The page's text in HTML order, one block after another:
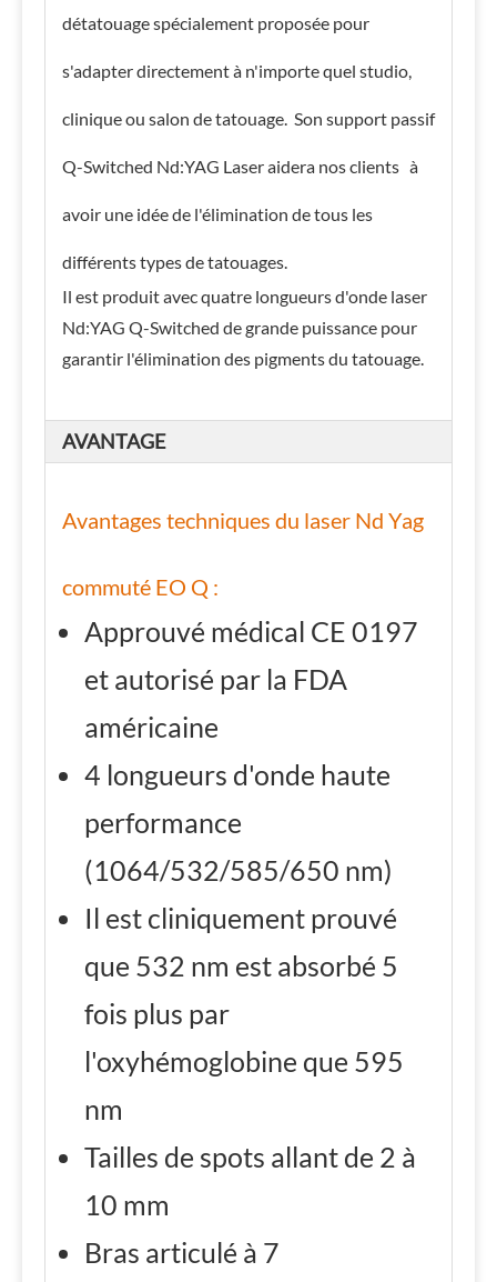
détatouage spécialement proposée pour
s'adapter directement à n'importe quel studio,
clinique ou salon de tatouage. Son support passif
Q-Switched Nd:YAG Laser aidera nos clients à
avoir une idée de l'élimination de tous les
différents types de tatouages.
Il est produit avec quatre longueurs d'onde laser
Nd:YAG Q-Switched de grande puissance pour
garantir l'élimination des pigments du tatouage.
AVANTAGE
Avantages techniques du laser Nd Yag
commuté EO Q :
Approuvé médical CE 0197
et autorisé par la FDA
américaine
4 longueurs d'onde haute
performance
(1064/532/585/650 nm)
Il est cliniquement prouvé
que 532 nm est absorbé 5
fois plus par
l'oxyhémoglobine que 595
nm
Tailles de spots allant de 2 à
10 mm
Bras articulé à 7